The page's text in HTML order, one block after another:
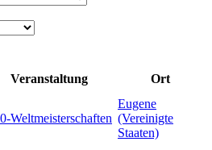
Veranstaltung Ort
Weltmeisterschaften
Eugene
(Vereinigte
Staaten)